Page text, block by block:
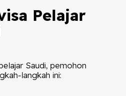
Pelajar
Saudi, pemohon
langkah ini: